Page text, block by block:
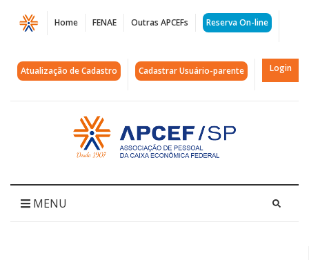
Página
APCEF
Perto
Home FENAE Outras APCEFs Reserva On-line
Atualização de Cadastro Cadastrar Usuário-parente Login
Acessar
página
inicial
MENU